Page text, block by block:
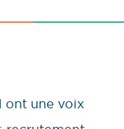
ont une voix